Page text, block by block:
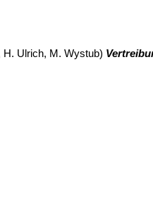
H. Ulrich, M. Wystub)